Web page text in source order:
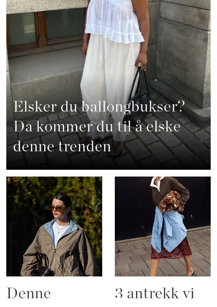
Elsker du ballongbukser?
Da kommer du til å elske
denne trenden
Denne
3 antrekk vi